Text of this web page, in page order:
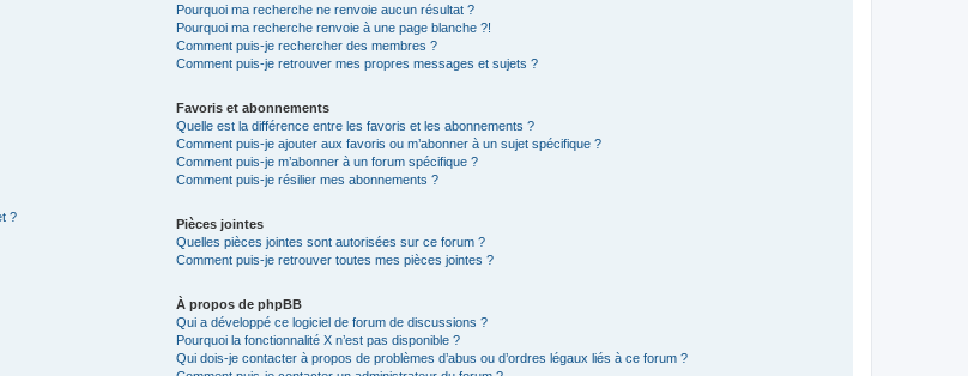
?
Pourquoi ma recherche ne renvoie aucun résultat ?
Pourquoi ma recherche renvoie à une page blanche ?!
Comment puis-je rechercher des membres ?
Comment puis-je retrouver mes propres messages et sujets ?
Favoris et abonnements
Quelle est la différence entre les favoris et les abonnements ?
Comment puis-je ajouter aux favoris ou m’abonner à un sujet spécifique ?
Comment puis-je m’abonner à un forum spécifique ?
Comment puis-je résilier mes abonnements ?
Pièces jointes
Quelles pièces jointes sont autorisées sur ce forum ?
Comment puis-je retrouver toutes mes pièces jointes ?
À propos de phpBB
Qui a développé ce logiciel de forum de discussions ?
Pourquoi la fonctionnalité X n’est pas disponible ?
Qui dois-je contacter à propos de problèmes d’abus ou d’ordres légaux liés à ce forum ?